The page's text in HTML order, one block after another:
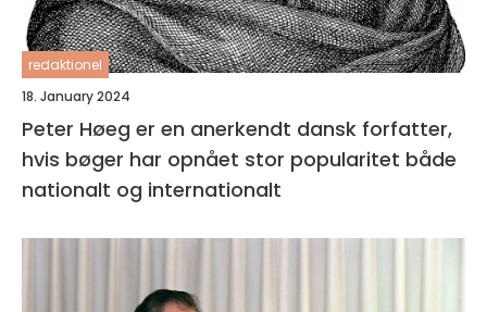
redaktionel
18. January 2024
Peter Høeg er en anerkendt dansk forfatter,
hvis bøger har opnået stor popularitet både
nationalt og internationalt